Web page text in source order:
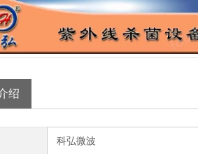
绍
科弘微波